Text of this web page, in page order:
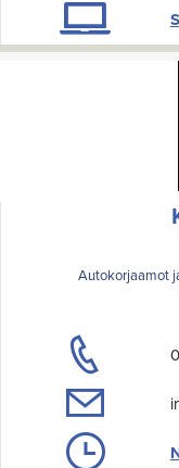
Autokorjaamot